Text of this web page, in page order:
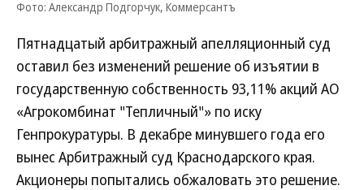
Фото: Александр Подгорчук, Коммерсантъ
Пятнадцатый арбитражный апелляционный суд
оставил без изменений решение об изъятии в
государственную собственность 93,11% акций АО
«Агрокомбинат "Тепличный"» по иску
Генпрокуратуры. В декабре минувшего года его
вынес Арбитражный суд Краснодарского края.
Акционеры попытались обжаловать это решение.